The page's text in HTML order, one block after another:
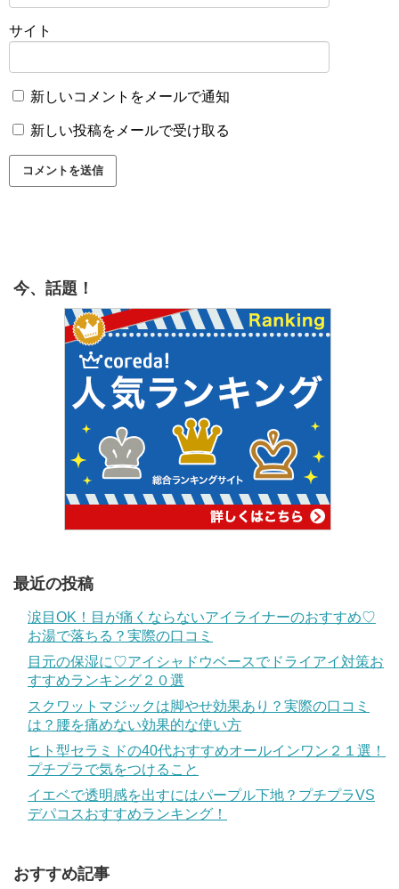
サイト
新しいコメントをメールで通知
新しい投稿をメールで受け取る
今、話題！
最近の投稿
涙目OK！目が痛くならないアイライナーのおすすめ♡
お湯で落ちる？実際の口コミ
目元の保湿に♡アイシャドウベースでドライアイ対策お
すすめランキング２０選
スクワットマジックは脚やせ効果あり？実際の口コミ
は？腰を痛めない効果的な使い方
ヒト型セラミドの40代おすすめオールインワン２１選！
プチプラで気をつけること
イエベで透明感を出すにはパープル下地？プチプラVS
デパコスおすすめランキング！
おすすめ記事